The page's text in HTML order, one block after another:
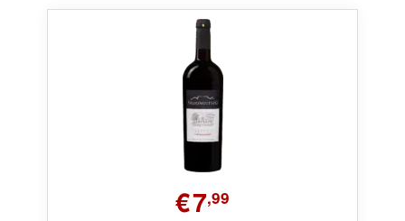
€7,99